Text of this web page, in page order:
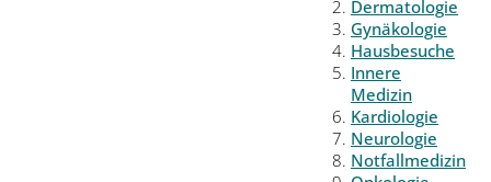
Dermatologie
Gynäkologie
Hausbesuche
Innere
Medizin
Kardiologie
Neurologie
Notfallmedizin